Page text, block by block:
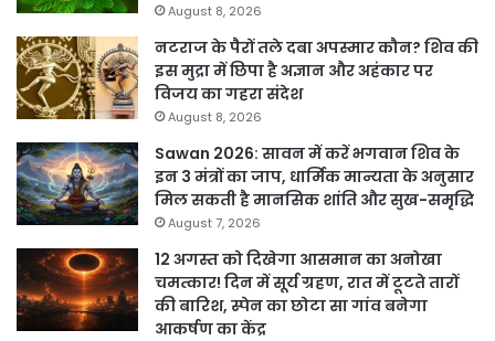
August 8, 2026
नटराज के पैरों तले दबा अपस्मार कौन? शिव की
इस मुद्रा में छिपा है अज्ञान और अहंकार पर
विजय का गहरा संदेश
August 8, 2026
Sawan 2026: सावन में करें भगवान शिव के
इन 3 मंत्रों का जाप, धार्मिक मान्यता के अनुसार
मिल सकती है मानसिक शांति और सुख-समृद्धि
August 7, 2026
12 अगस्त को दिखेगा आसमान का अनोखा
चमत्कार! दिन में सूर्य ग्रहण, रात में टूटते तारों
की बारिश, स्पेन का छोटा सा गांव बनेगा
आकर्षण का केंद्र